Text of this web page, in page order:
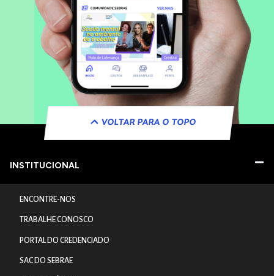
VOLTAR PARA O TOPO
INSTITUCIONAL
ENCONTRE-NOS
TRABALHE CONOSCO
PORTAL DO CREDENCIADO
SAC DO SEBRAE